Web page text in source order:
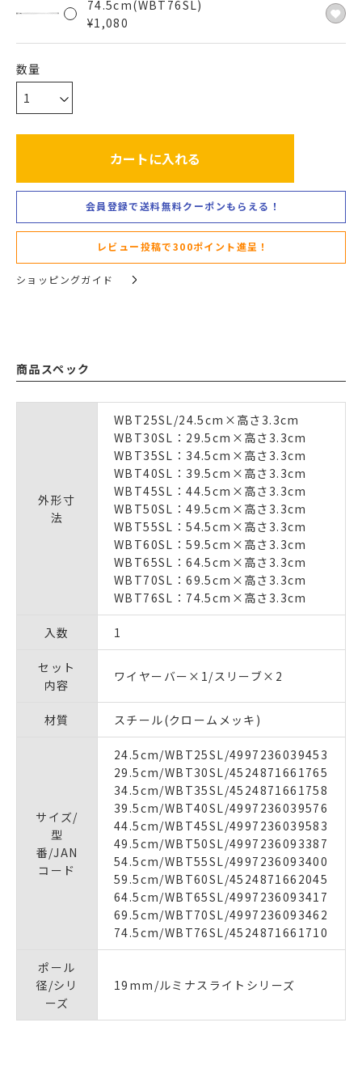
74.5cm(WBT76SL)
¥1,080
カートに入れる
会員登録で送料無料クーポンもらえる！
レビュー投稿で300ポイント進呈！
ショッピングガイド
商品スペック
外形寸
法
WBT25SL/24.5cm×高さ3.3cm
WBT30SL：29.5cm×高さ3.3cm
WBT35SL：34.5cm×高さ3.3cm
WBT40SL：39.5cm×高さ3.3cm
WBT45SL：44.5cm×高さ3.3cm
WBT50SL：49.5cm×高さ3.3cm
WBT55SL：54.5cm×高さ3.3cm
WBT60SL：59.5cm×高さ3.3cm
WBT65SL：64.5cm×高さ3.3cm
WBT70SL：69.5cm×高さ3.3cm
WBT76SL：74.5cm×高さ3.3cm
入数 1
セット
内容
ワイヤーバー×1/スリーブ×2
材質 スチール(クロームメッキ)
サイズ/
型
番/JAN
コード
24.5cm/WBT25SL/4997236039453
29.5cm/WBT30SL/4524871661765
34.5cm/WBT35SL/4524871661758
39.5cm/WBT40SL/4997236039576
44.5cm/WBT45SL/4997236039583
49.5cm/WBT50SL/4997236093387
54.5cm/WBT55SL/4997236093400
59.5cm/WBT60SL/4524871662045
64.5cm/WBT65SL/4997236093417
69.5cm/WBT70SL/4997236093462
74.5cm/WBT76SL/4524871661710
ポール
径/シリ
ーズ
19mm/ルミナスライトシリーズ